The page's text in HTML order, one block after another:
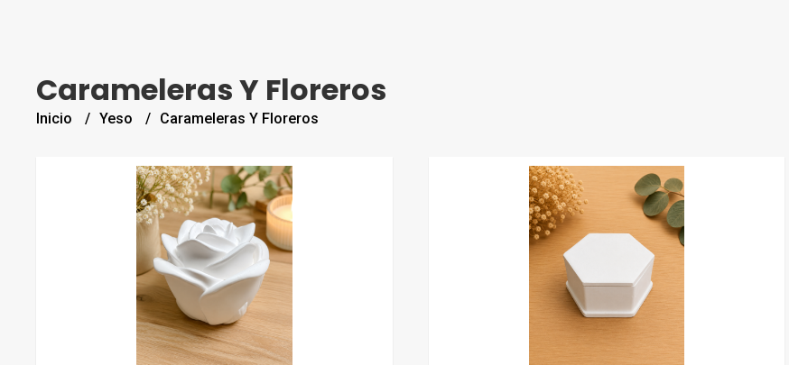
Carameleras Y Floreros
Inicio Yeso Carameleras Y Floreros